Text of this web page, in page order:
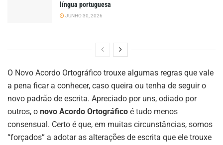
língua portuguesa
JUNHO 30, 2026
O Novo Acordo Ortográfico trouxe algumas regras que vale
a pena ficar a conhecer, caso queira ou tenha de seguir o
novo padrão de escrita. Apreciado por uns, odiado por
outros, o novo Acordo Ortográfico é tudo menos
consensual. Certo é que, em muitas circunstâncias, somos
“forçados” a adotar as alterações de escrita que ele trouxe